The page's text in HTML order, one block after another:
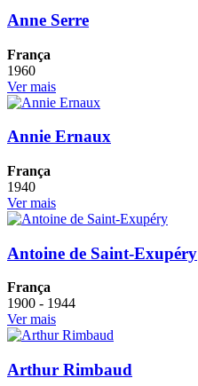
Anne Serre
França
1960
Ver mais
Annie Ernaux
França
1940
Ver mais
Antoine de Saint-Exupéry
França
1900 - 1944
Ver mais
Arthur Rimbaud